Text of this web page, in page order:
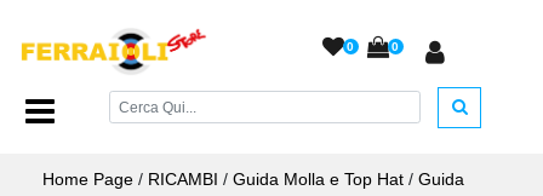
0 0
Home Page / RICAMBI / Guida Molla e Top Hat / Guida